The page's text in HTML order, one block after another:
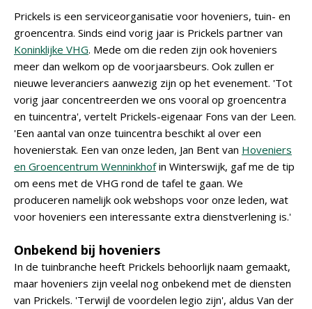
Prickels is een serviceorganisatie voor hoveniers, tuin- en
groencentra. Sinds eind vorig jaar is Prickels partner van
Koninklijke VHG. Mede om die reden zijn ook hoveniers
meer dan welkom op de voorjaarsbeurs. Ook zullen er
nieuwe leveranciers aanwezig zijn op het evenement. 'Tot
vorig jaar concentreerden we ons vooral op groencentra
en tuincentra', vertelt Prickels-eigenaar Fons van der Leen.
'Een aantal van onze tuincentra beschikt al over een
hovenierstak. Een van onze leden, Jan Bent van Hoveniers
en Groencentrum Wenninkhofin Winterswijk, gaf me de tip
om eens met de VHG rond de tafel te gaan. We
produceren namelijk ook webshops voor onze leden, wat
voor hoveniers een interessante extra dienstverlening is.'
Onbekend bij hoveniers
In de tuinbranche heeft Prickels behoorlijk naam gemaakt,
maar hoveniers zijn veelal nog onbekend met de diensten
van Prickels. 'Terwijl de voordelen legio zijn', aldus Van der